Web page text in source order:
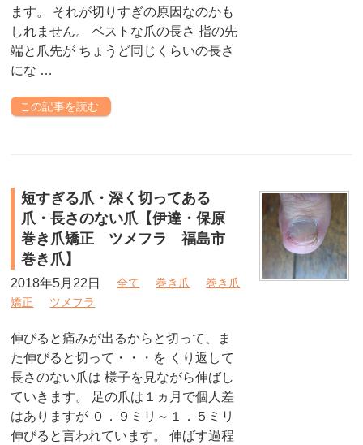
ます。 それが切りすぎの原因なのかも
しれません。 ベストな爪の長さ 指の先
端と爪先が ちょうど同じくらいの長さ
にな …
この記事を読む
短すぎる爪・深く切ってある
爪・長さのない爪【伊達・保原
巻き爪矯正 ツメフラ 福島市
巻き爪】
2018年5月22日 全て 巻き爪
巻き爪
矯正
ツメフラ
伸びると痛みが出るからと切って、ま
た伸びると切って・・・を くり返して
長さのない爪は 様子を見ながら伸ばし
ていきます。 足の爪は１ヵ月で個人差
はありますが ０．９ミリ～１．５ミリ
伸びると言われています。 伸ばす過程